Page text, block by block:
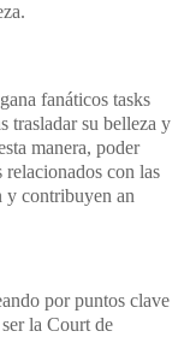
fanáticos tasks
trasladar su belleza y
manera, poder
relacionados con las
y contribuyen an
por puntos clave
la Court de